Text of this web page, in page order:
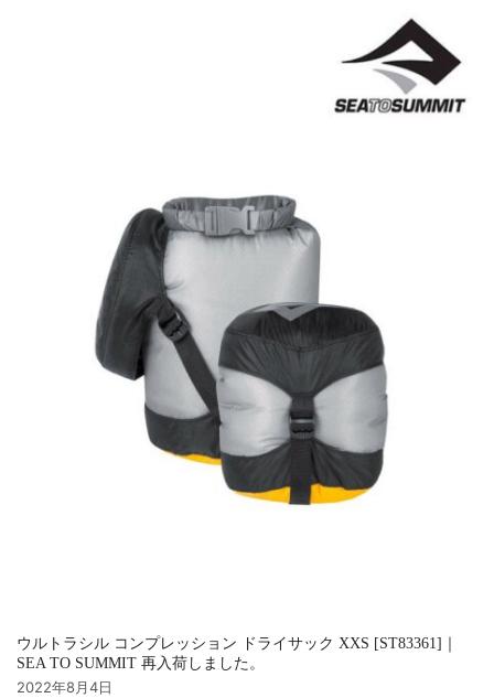
ウルトラシル コンプレッション ドライサック XXS [ST83361]｜
SEA TO SUMMIT 再入荷しました。
2022年8月4日